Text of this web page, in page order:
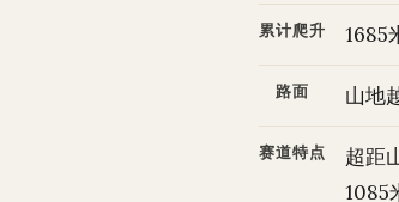
累计爬升 1685
路面 山地
赛道特点
超距
1085